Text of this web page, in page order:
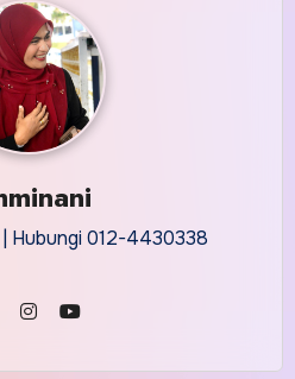
Hubungi 012-4430338